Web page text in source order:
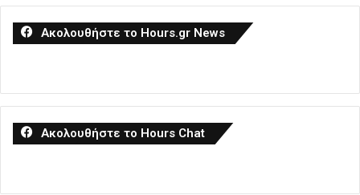
Ακολουθήστε το Hours.gr News
Ακολουθήστε το Hours Chat